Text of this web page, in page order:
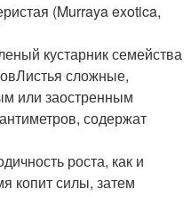
(Murraya exotica,
кустарник семейства
сложные,
или заостренным
содержат
роста, как и
копит силы, затем